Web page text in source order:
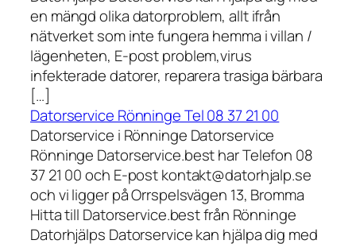
en mängd olika datorproblem, allt ifrån
nätverket som inte fungera hemma i villan /
lägenheten, E-post problem,virus
infekterade datorer, reparera trasiga bärbara
[…]
Datorservice Rönninge Tel 08 37 21 00
Datorservice i Rönninge Datorservice
Rönninge Datorservice.best har Telefon 08
37 21 00 och E-post kontakt@datorhjalp.se
och vi ligger på Orrspelsvägen 13, Bromma
Hitta till Datorservice.best från Rönninge
Datorhjälps Datorservice kan hjälpa dig med